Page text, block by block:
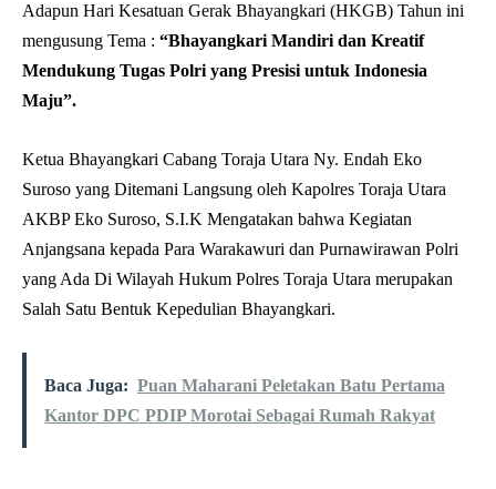
Adapun Hari Kesatuan Gerak Bhayangkari (HKGB) Tahun ini
mengusung Tema : “Bhayangkari Mandiri dan Kreatif
Mendukung Tugas Polri yang Presisi untuk Indonesia
Maju”.
Ketua Bhayangkari Cabang Toraja Utara Ny. Endah Eko
Suroso yang Ditemani Langsung oleh Kapolres Toraja Utara
AKBP Eko Suroso, S.I.K Mengatakan bahwa Kegiatan
Anjangsana kepada Para Warakawuri dan Purnawirawan Polri
yang Ada Di Wilayah Hukum Polres Toraja Utara merupakan
Salah Satu Bentuk Kepedulian Bhayangkari.
Baca Juga: Puan Maharani Peletakan Batu Pertama
Kantor DPC PDIP Morotai Sebagai Rumah Rakyat